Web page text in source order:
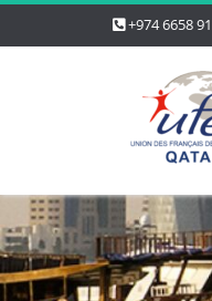
+974 6658